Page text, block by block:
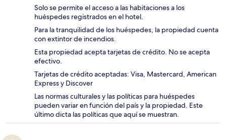
Solo se permite el acceso a las habitaciones a los
huéspedes registrados en el hotel.
Para la tranquilidad de los huéspedes, la propiedad cuenta
con extintor de incendios.
Esta propiedad acepta tarjetas de crédito. No se acepta
efectivo.
Tarjetas de crédito aceptadas: Visa, Mastercard, American
Express y Discover
Las normas culturales y las políticas para huéspedes
pueden variar en función del país y la propiedad. Este
último dicta las políticas que aquí se muestran.